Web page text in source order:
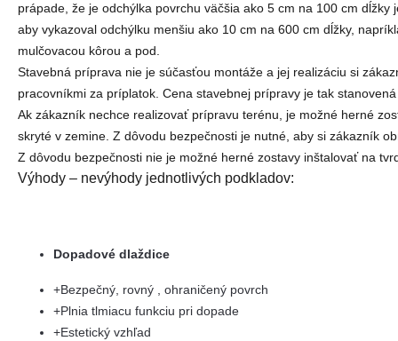
prápade, že je odchýlka povrchu väčšia ako 5 cm na 100 cm
aby vykazoval odchýlku menšiu ako 10 cm na 600 cm dĺžky,
mulčovacou kôrou a pod.
Stavebná príprava nie je súčasťou montáže a jej realizáciu si
pracovníkmi za príplatok. Cena stavebnej prípravy je tak
Ak zákazník nechce realizovať prípravu terénu, je možné herné
skryté v zemine. Z dôvodu bezpečnosti je nutné, aby si zákazník
Z dôvodu bezpečnosti nie je možné herné zostavy inštalovať na
Výhody – nevýhody jednotlivých podkladov:
Dopadové dlaždice
+Bezpečný, rovný , ohraničený povrch
+Plnia tlmiacu funkciu pri dopade
+Estetický vzhľad